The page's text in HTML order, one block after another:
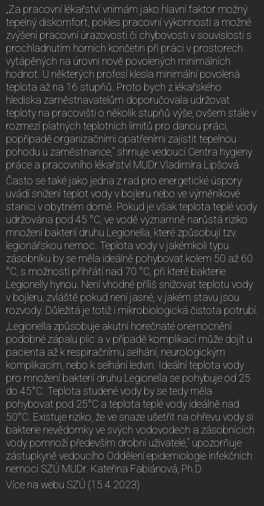
„Za pracovní lékařství vnímám jako hlavní faktor možný
tepelný diskomfort, pokles pracovní výkonnosti a možné
zvýšení pracovní úrazovosti či chybovosti v souvislosti s
prochladnutím horních končetin při práci v prostorech
vytápěných na úrovni nově povolených minimálních
hodnot. U některých profesí klesla minimální povolená
teplota až na 16 stupňů. Proto bych z lékařského
hlediska zaměstnavatelům doporučovala udržovat
teploty na pracovišti o několik stupňů výše, ovšem stále v
rozmezí platných teplotních limitů pro danou práci,
popřípadě organizačními opatřeními zajistit tepelnou
pohodu u zaměstnance,“ shrnuje vedoucí Centra hygieny
práce a pracovního lékařství MUDr.Vladimíra Lipšová.
Často se také jako jedna z rad pro energetické úspory
uvádí snížení teplot vody v bojleru nebo ve výměníkové
stanici v obytném domě. Pokud je však teplota teplé vody
udržována pod 45 °C, ve vodě významně narůstá riziko
množení bakterií druhu Legionella, které způsobují tzv.
legionářskou nemoc. Teplota vody v jakémkoli typu
zásobníku by se měla ideálně pohybovat kolem 50 až 60
°C, s možností přihřátí nad 70 °C, při které bakterie
Legionelly hynou. Není vhodné příliš snižovat teplotu vody
v bojleru, zvláště pokud není jasné, v jakém stavu jsou
rozvody. Důležitá je totiž i mikrobiologická čistota potrubí.
„Legionella způsobuje akutní horečnaté onemocnění
podobné zápalu plic a v případě komplikací může dojít u
pacienta až k respiračnímu selhání, neurologickým
komplikacím, nebo k selhání ledvin. Ideální teplota vody
pro množení bakterií druhu Legionella se pohybuje od 25
do 45°C. Teplota studené vody by se tedy měla
pohybovat pod 25°C a teplota teplé vody ideálně nad
50°C. Existuje riziko, že ve snaze ušetřit na ohřevu vody si
bakterie nevědomky ve svých vodovodech a zásobnících
vody pomnoží především drobní uživatelé,“ upozorňuje
zástupkyně vedoucího Oddělení epidemiologie infekčních
nemocí SZÚ MUDr. Kateřina Fabiánová, Ph.D.
Více na webu SZÚ (15.4.2023)